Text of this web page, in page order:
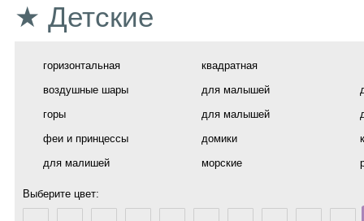
★ Детские
горизонтальная
квадратная
воздушные шары
для малышей
горы
для малышей
феи и принцессы
домики
для малишей
морские
Выберите цвет: